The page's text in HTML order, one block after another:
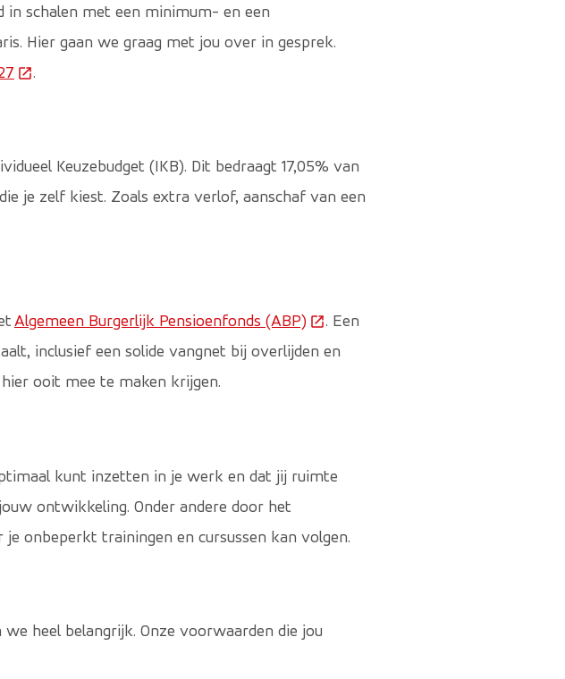
in schalen met een minimum- en een
Hier gaan we graag met jou over in gesprek.
(Deze link gaat naar een externe website)
.
Keuzebudget (IKB). Dit bedraagt 17,05% van
je zelf kiest. Zoals extra verlof, aanschaf van een
Algemeen Burgerlijk Pensioenfonds (ABP) (Deze link gaat naar een externe
. Een
inclusief een solide vangnet bij overlijden en
ooit mee te maken krijgen.
kunt inzetten in je werk en dat jij ruimte
ontwikkeling. Onder andere door het
onbeperkt trainingen en cursussen kan volgen.
heel belangrijk. Onze voorwaarden die jou